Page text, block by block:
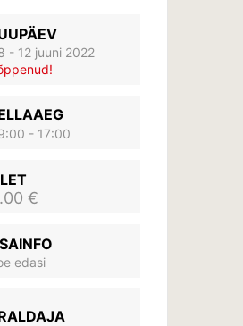
- 12 juuni 2022
- 17:00
€
edasi